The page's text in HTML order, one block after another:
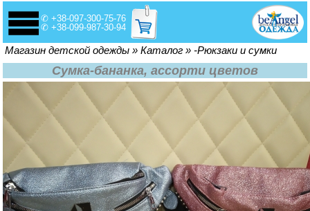
✆ +38-097-300-75-76
✆ +38-099-987-30-94
Вы здесь
Магазин детской одежды » Каталог » -Рюкзаки и сумки
Сумка-бананка, ассорти цветов